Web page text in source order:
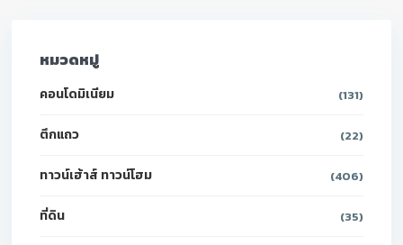
หมวดหมู่
คอนโดมิเนียม (131)
ตึกแถว (22)
ทาวน์เฮ้าส์ ทาวน์โฮม (406)
ที่ดิน (35)